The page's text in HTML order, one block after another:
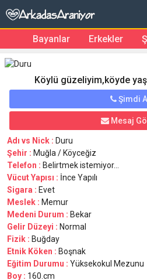
Bayanlar Erkekler
Köylü güzeliyim,köyde
Şimdi
Mesaj
Adı vs Nick : Duru
Şehir : Muğla / Köyceğiz
Telefon : Belirtmek istemiyor...
Vücut Yapısı : İnce Yapılı
Sigara : Evet
Meslek : Memur
Medeni Durum : Bekar
Gelir Düzeyi : Normal
Fizik : Buğday
Etnik Köken : Boşnak
Eğitim Durumu : Yüksekokul Mezunu
Boy : 160.cm